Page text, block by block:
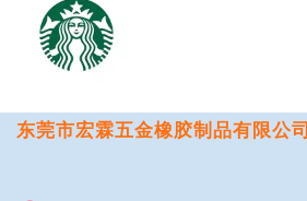
东莞市宏霖五金橡胶制品有限公司